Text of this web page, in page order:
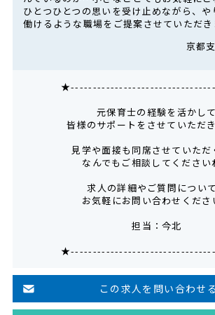
ひとつひとつの思いを受け止めながら、や
働けるような職場をご提案させていただき
京都
元保育士の経験を活かして
皆様のサポートをさせていただ
見学や面接も同席させていただ
なんでもご相談してください
求人の詳細やご質問につい
お気軽にお問い合わせくだ
担当：今北
この求人を問い合わせる